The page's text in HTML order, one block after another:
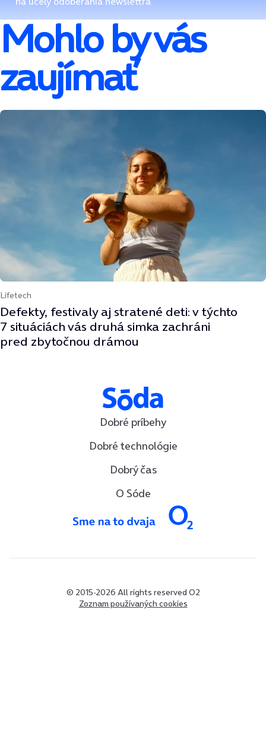
Mohlo by vás
zaujímať
Lifetech
Defekty, festivaly aj stratené deti: v týchto
7 situáciách vás druhá simka zachráni
pred zbytočnou drámou
Dobré príbehy
Dobré technológie
Dobrý čas
O Sóde
© 2015-2026 All rights reserved O2
Zoznam používaných cookies